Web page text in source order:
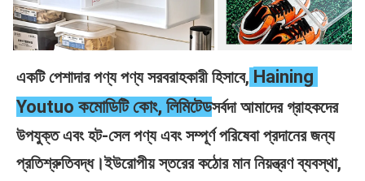
একটি পেশাদার পণ্য পণ্য সরবরাহকারী হিসাবে, Haining
Youtuo কমোডিটি কোং, লিমিটেডসর্বদা আমাদের গ্রাহকদের
উপযুক্ত এবং হট-সেল পণ্য এবং সম্পূর্ণ পরিষেবা প্রদানের জন্য
প্রতিশ্রুতিবদ্ধ।ইউরোপীয় স্তরের কঠোর মান নিয়ন্ত্রণ ব্যবস্থা,